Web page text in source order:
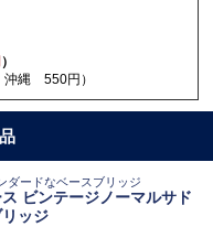
）
沖縄 550円）
ダードなベースブリッジ
ビンテージノーマルサド
ッジ